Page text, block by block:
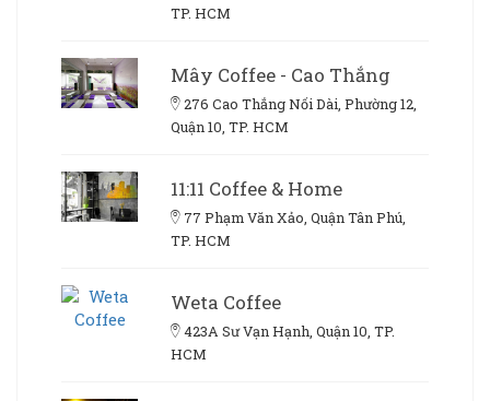
TP. HCM
Mây Coffee - Cao Thắng
276 Cao Thắng Nối Dài, Phường 12,
Quận 10, TP. HCM
11:11 Coffee & Home
77 Phạm Văn Xảo, Quận Tân Phú,
TP. HCM
Weta Coffee
423A Sư Vạn Hạnh, Quận 10, TP.
HCM